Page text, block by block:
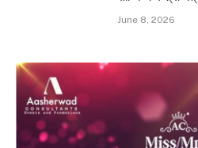
June 8, 2026